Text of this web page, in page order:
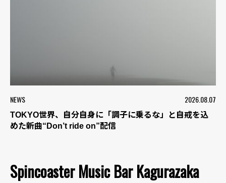
NEWS 2026.08.07
TOKYO世界、自分自身に「調子に乗るな」と自戒を込
めた新曲“Don’t ride on”配信
Spincoaster Music Bar Kagurazaka